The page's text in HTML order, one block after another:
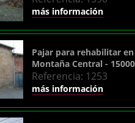
más información
Pajar para rehabilitar
Montaña Central -
Referencia: 1253
más información